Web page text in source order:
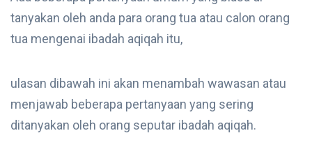
tanyakan oleh anda para orang tua atau calon orang
tua mengenai ibadah aqiqah itu,
ulasan dibawah ini akan menambah wawasan atau
menjawab beberapa pertanyaan yang sering
ditanyakan oleh orang seputar ibadah aqiqah.